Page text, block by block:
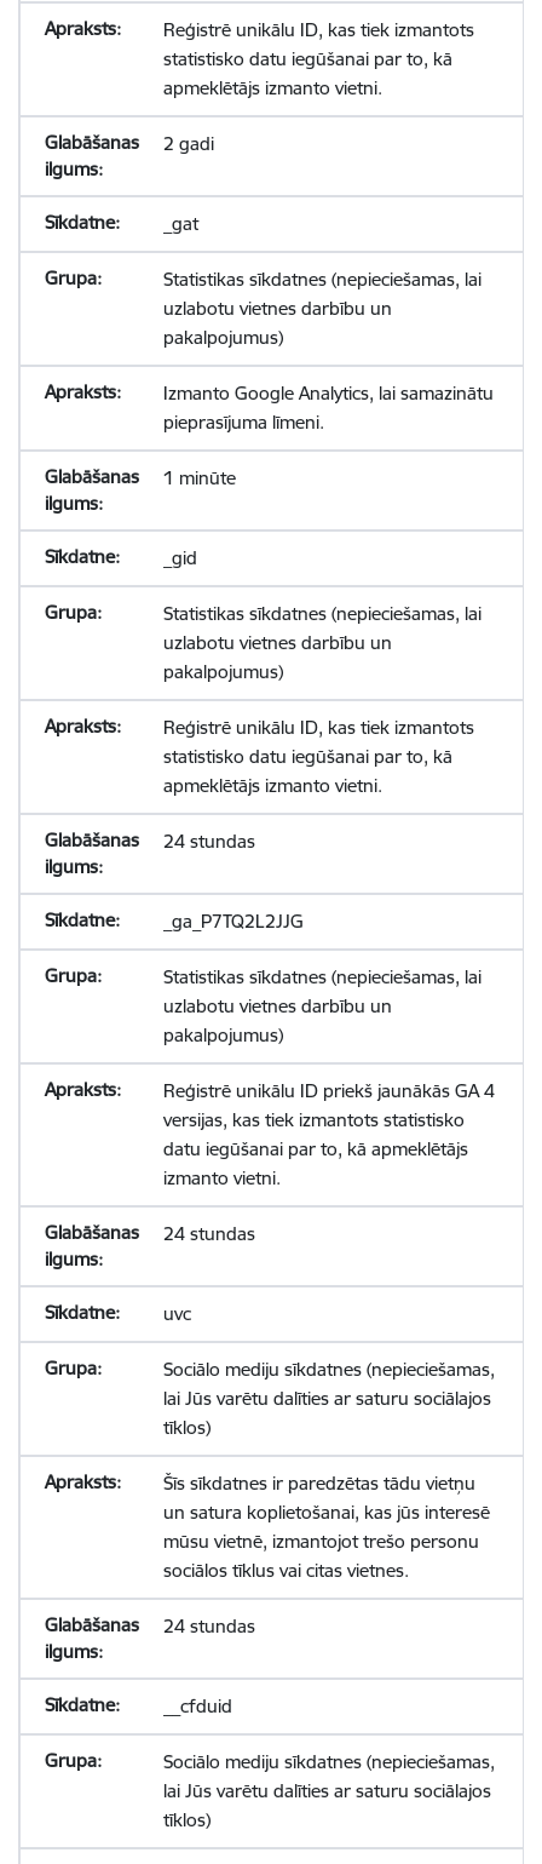
Reģistrē unikālu ID, kas tiek izmantots
statistisko datu iegūšanai par to, kā
apmeklētājs izmanto vietni.
2 gadi
_gat
Statistikas sīkdatnes (nepieciešamas, lai
uzlabotu vietnes darbību un
pakalpojumus)
Izmanto Google Analytics, lai samazinātu
pieprasījuma līmeni.
1 minūte
_gid
Statistikas sīkdatnes (nepieciešamas, lai
uzlabotu vietnes darbību un
pakalpojumus)
Reģistrē unikālu ID, kas tiek izmantots
statistisko datu iegūšanai par to, kā
apmeklētājs izmanto vietni.
24 stundas
_ga_P7TQ2L2JJG
Statistikas sīkdatnes (nepieciešamas, lai
uzlabotu vietnes darbību un
pakalpojumus)
Reģistrē unikālu ID priekš jaunākās GA 4
versijas, kas tiek izmantots statistisko
datu iegūšanai par to, kā apmeklētājs
izmanto vietni.
24 stundas
uvc
Sociālo mediju sīkdatnes (nepieciešamas,
lai Jūs varētu dalīties ar saturu sociālajos
tīklos)
Šīs sīkdatnes ir paredzētas tādu vietņu
un satura koplietošanai, kas jūs interesē
mūsu vietnē, izmantojot trešo personu
sociālos tīklus vai citas vietnes.
24 stundas
__cfduid
Sociālo mediju sīkdatnes (nepieciešamas,
lai Jūs varētu dalīties ar saturu sociālajos
tīklos)